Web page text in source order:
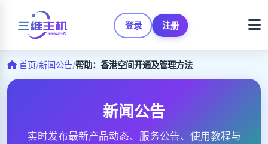
登录 注册
首页/新闻公告/帮助：香港空间开通及管理方法
新闻公告
实时发布最新产品动态、服务公告、使用教程与